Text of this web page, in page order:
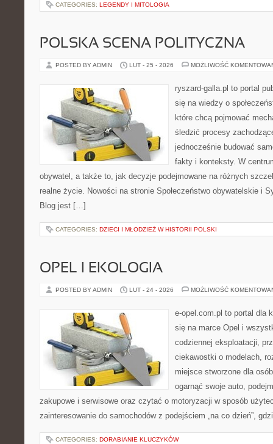
CATEGORIES: LEGENDY I MITOLOGIA
POLSKA SCENA POLITYCZNA
POSTED BY ADMIN LUT - 25 - 2026 MOŻLIWOŚĆ
ryszard-galla.pl to portal
się na wiedzy o
które chcą pojmować
śledzić procesy
jednocześnie budować
fakty i konteksty. W
obywatel, a także to, jak decyzje podejmowane na różnych
realne życie. Nowości na stronie Społeczeństwo obywatelskie i
Blog jest […]
CATEGORIES: DZIECI I MŁODZIEŻ W HISTORII POLSKI
OPEL I EKOLOGIA
POSTED BY ADMIN LUT - 24 - 2026 MOŻLIWOŚĆ
e-opel.com.pl to portal dla
się na marce Opel i
codziennej eksploatacji,
ciekawostki o modelach,
miejsce stworzone dla
ogarnąć swoje auto,
zakupowe i serwisowe oraz czytać o motoryzacji w sposób
zainteresowanie do samochodów z podejściem „na co dzień”,
CATEGORIES: DORABIANIE KLUCZYKÓW